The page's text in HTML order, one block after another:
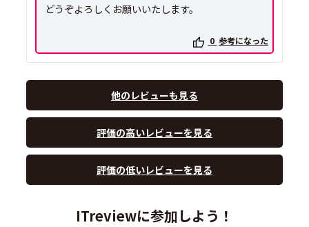
どうぞよろしくお願いいたします。
0 参考になった
他のレビューも見る
評価の高いレビューを見る
評価の低いレビューを見る
ITreviewに参加しよう！